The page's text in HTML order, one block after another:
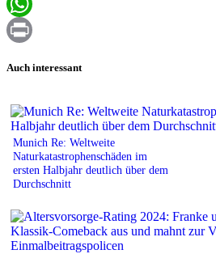
Email
WhatsApp
Auch interessant
Munich Re: Weltweite
Naturkatastrophenschäden im
ersten Halbjahr deutlich über dem
Durchschnitt